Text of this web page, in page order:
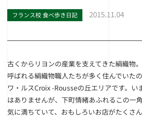
フランス校 食べ歩き日記 2015.11.04
古くからリヨンの産業を支えてきた絹織物
呼ばれる絹織物職人たちが多く住んでいた
ワ・ルスCroix -Rousseの丘エリアです。い
はありませんが、下町情緒あふれるこの一
気に満ちていて、おもしろいお店がたくさ